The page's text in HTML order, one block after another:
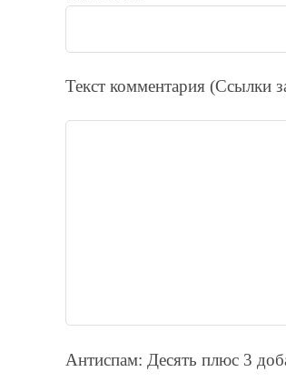
Текст комментария (Ссылки
Антиспам: Дecять плюc 3